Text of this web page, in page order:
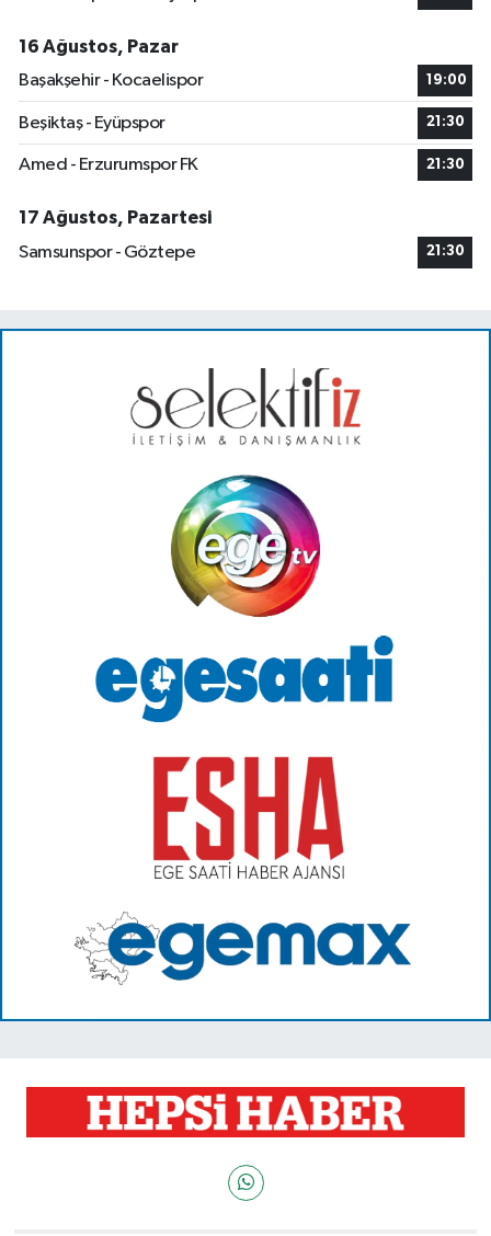
16 Ağustos, Pazar
Başakşehir - Kocaelispor
19:00
Beşiktaş - Eyüpspor 21:30
Amed - Erzurumspor FK 21:30
17 Ağustos, Pazartesi
Samsunspor - Göztepe
21:30